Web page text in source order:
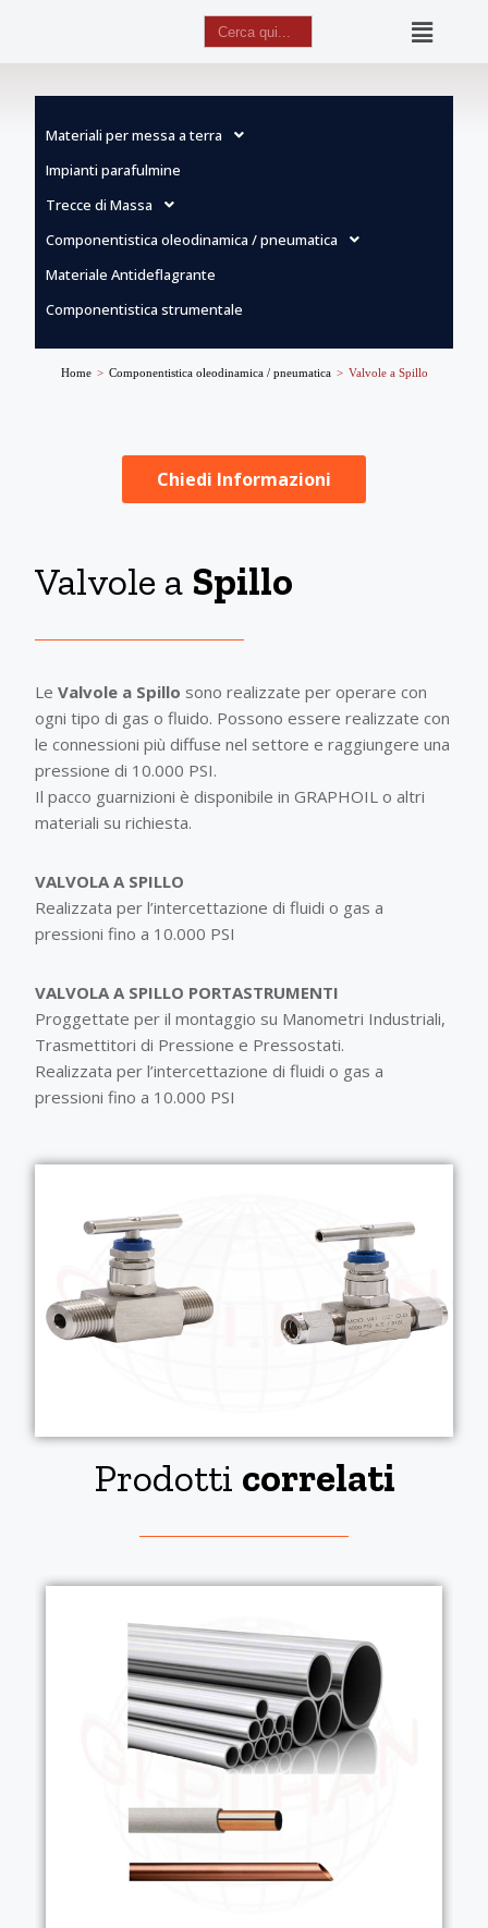
Search
for:
Materiali per messa a terra
Impianti parafulmine
Trecce di Massa
Componentistica oleodinamica / pneumatica
Materiale Antideflagrante
Componentistica strumentale
Home > Componentistica oleodinamica / pneumatica > Valvole a Spillo
Chiedi Informazioni
Valvole a Spillo
LeValvole a Spillo sono realizzate per operare con
ogni tipo di gas o fluido. Possono essere realizzate con
le connessioni più diffuse nel settore e raggiungere una
pressione di 10.000 PSI.
Il pacco guarnizioni è disponibile in GRAPHOIL o altri
materiali su richiesta.
VALVOLA A SPILLO
Realizzata per l’intercettazione di fluidi o gas a
pressioni fino a 10.000 PSI
VALVOLA A SPILLO PORTASTRUMENTI
Proggettate per il montaggio su Manometri Industriali,
Trasmettitori di Pressione e Pressostati.
Realizzata per l’intercettazione di fluidi o gas a
pressioni fino a 10.000 PSI
Prodotti correlati